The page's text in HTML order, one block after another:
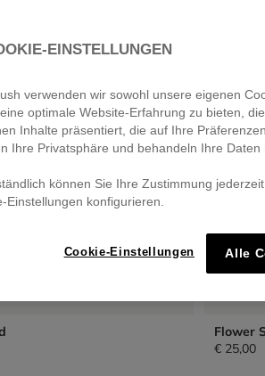
Flower
€ 25,00
EINSTELLUNGEN
verwenden wir sowohl unsere eigenen
optimale Website-Erfahrung zu bieten,
Inhalte präsentiert, die auf Ihre
Ihre Privatsphäre und behandeln Ihre
können Sie Ihre Zustimmung
Einstellungen konfigurieren.
Cookie-Einstellungen Alle